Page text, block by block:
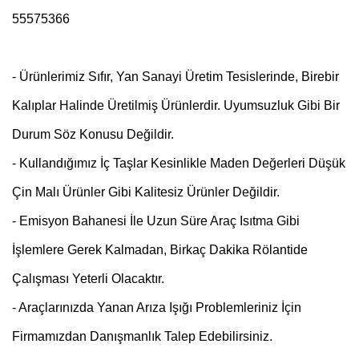
55575366
- Ürünlerimiz Sıfır, Yan Sanayi Üretim Tesislerinde, Birebir
Kalıplar Halinde Üretilmiş Ürünlerdir. Uyumsuzluk Gibi Bir
Durum Söz Konusu Değildir.
- Kullandığımız İç Taşlar Kesinlikle Maden Değerleri Düşük
Çin Malı Ürünler Gibi Kalitesiz Ürünler Değildir.
- Emisyon Bahanesi İle Uzun Süre Araç Isıtma Gibi
İşlemlere Gerek Kalmadan, Birkaç Dakika Rölantide
Çalışması Yeterli Olacaktır.
- Araçlarınızda Yanan Arıza Işığı Problemleriniz İçin
Firmamızdan Danışmanlık Talep Edebilirsiniz.